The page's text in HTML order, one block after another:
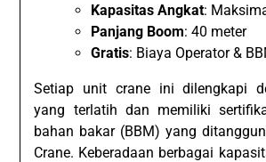
Kapasitas Angkat:
Panjang Boom: 40 meter
Gratis: Biaya Operator &
Setiap unit crane ini dilengkapi
yang terlatih dan memiliki
bahan bakar (BBM) yang
Crane. Keberadaan berbagai